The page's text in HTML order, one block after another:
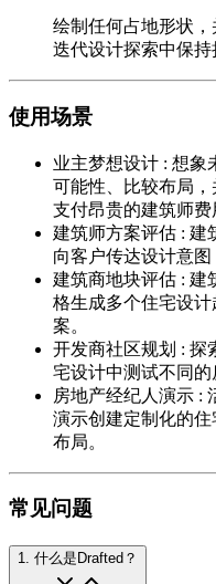
绘制任何占地形状
迭代设计探索中保持
使用场景
业主梦想设计 : 想象
可能性、比较布局
支付昂贵的建筑师费
建筑师方案评估 : 建
向客户传达设计意图
建筑商地块评估 : 建
格生成多个住宅设
案。
开发商社区规划 : 探
宅设计中测试不同的
房地产经纪人演示 :
演示创建定制化的
布局。
常见问题
1 什么是Drafted？